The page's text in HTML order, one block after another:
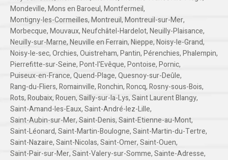
Mondeville,Mons en Baroeul,Montfermeil,
Montigny-les-Cormeilles,Montreuil,Montreuil-sur-Mer,
Morbecque,Mouvaux,Neufchâtel-Hardelot,Neuilly-Plaisance,
Neuilly-sur-Marne,Neuville en Ferrain,Nieppe,Noisy-le-Grand,
Noisy-le-sec,Orchies,Ouistreham,Pantin,Pérenchies,Phalempin,
Pierrefitte-sur-Seine,Pont-l'Evêque,Pontoise,Pornic,
Puiseux-en-France,Quend-Plage,Quesnoy-sur-Deûle,
Rang-du-Fliers,Romainville,Ronchin,Roncq,Rosny-sous-Bois,
Rots,Roubaix,Rouen,Sailly-sur-la-Lys,Saint Laurent Blangy,
Saint-Amand-les-Eaux,Saint-André-lez-Lille,
Saint-Aubin-sur-Mer,Saint-Denis,Saint-Etienne-au-Mont,
Saint-Léonard,Saint-Martin-Boulogne,Saint-Martin-du-Tertre,
Saint-Nazaire,Saint-Nicolas,Saint-Omer,Saint-Ouen,
Saint-Pair-sur-Mer,Saint-Valery-sur-Somme,Sainte-Adresse,